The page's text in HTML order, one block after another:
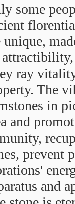
some
unique,
ray
The
in
and
prevent
and